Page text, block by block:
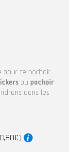
pour ce pochoir
ou pochoir
dans les